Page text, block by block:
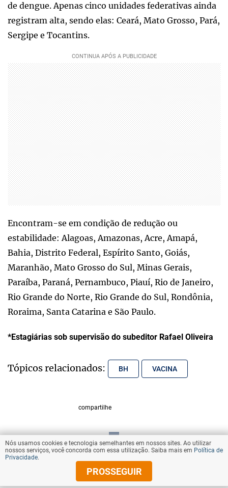
de dengue. Apenas cinco unidades federativas ainda
registram alta, sendo elas: Ceará, Mato Grosso, Pará,
Sergipe e Tocantins.
Encontram-se em condição de redução ou
estabilidade: Alagoas, Amazonas, Acre, Amapá,
Bahia, Distrito Federal, Espírito Santo, Goiás,
Maranhão, Mato Grosso do Sul, Minas Gerais,
Paraíba, Paraná, Pernambuco, Piauí, Rio de Janeiro,
Rio Grande do Norte, Rio Grande do Sul, Rondônia,
Roraima, Santa Catarina e São Paulo.
*Estagiárias sob supervisão do subeditor Rafael Oliveira
Tópicos relacionados: BH VACINA
compartilhe
VOLTAR AO TOPO
© Copyright 2025 Diários Associados
Nós usamos cookies e tecnologia semelhantes em nossos sites. Ao utilizar
nossos serviços, você concorda com essa utilização. Saiba mais em Política de
Privacidade.
PROSSEGUIR